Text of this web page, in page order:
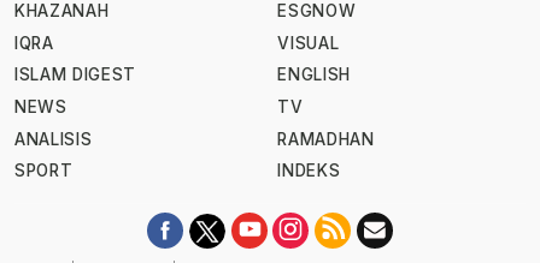
KHAZANAH
IQRA
ISLAM DIGEST
NEWS
ANALISIS
SPORT
ESGNOW
VISUAL
ENGLISH
TV
RAMADHAN
INDEKS